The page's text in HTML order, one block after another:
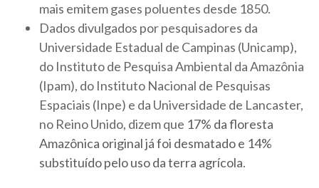
mais emitem gases poluentes desde 1850.
​​​Dados divulgados por pesquisadores da
Universidade Estadual de Campinas (Unicamp),
do Instituto de Pesquisa Ambiental da Amazônia
(Ipam), do Instituto Nacional de Pesquisas
Espaciais (Inpe) e da Universidade de Lancaster,
no Reino Unido, dizem que 17% da floresta
Amazônica original já foi desmatado e 14%
substituído pelo uso da terra agrícola.